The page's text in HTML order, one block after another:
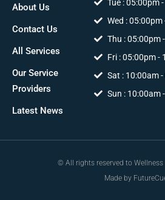
About Us
Contact Us
All Services
Our Service
Providers
Latest News
Tue : 05:00pm
Wed :
Thu : 05:00pm
Fri : 05:00pm -
Sat : 10:00am
Sun : 10:00am
© All rights reserved to Wellness
Made by